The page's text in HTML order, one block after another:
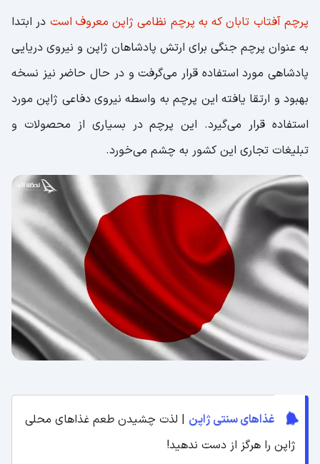
پرچم آفتاب تابان که به پرچم نظامی ژاپن معروف است در ابتدا
به عنوان پرچم جنگی برای ارتش پادشاهان ژاپن و نیروی دریایی
پادشاهی مورد استفاده قرار می‌گرفت و در حال حاضر نیز نسخه
بهبود و ارتقا یافته این پرچم به واسطه نیروی دفاعی ژاپن مورد
استفاده قرار می‌گیرد. این پرچم در بسیاری از محصولات و
تبلیغات تجاری این کشور به چشم می‌خورد.
غذاهای سنتی ژاپن | لذت چشیدن طعم غذاهای محلی
ژاپن را هرگز از دست ندهید!